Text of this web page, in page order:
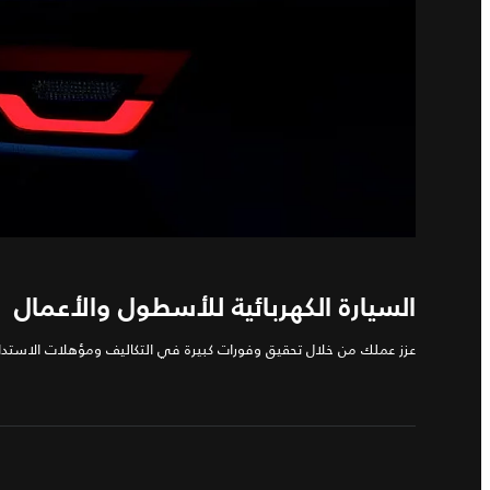
السيارة الكهربائية للأسطول والأعمال
عزز عملك من خلال تحقيق وفورات كبيرة في التكاليف ومؤهلات